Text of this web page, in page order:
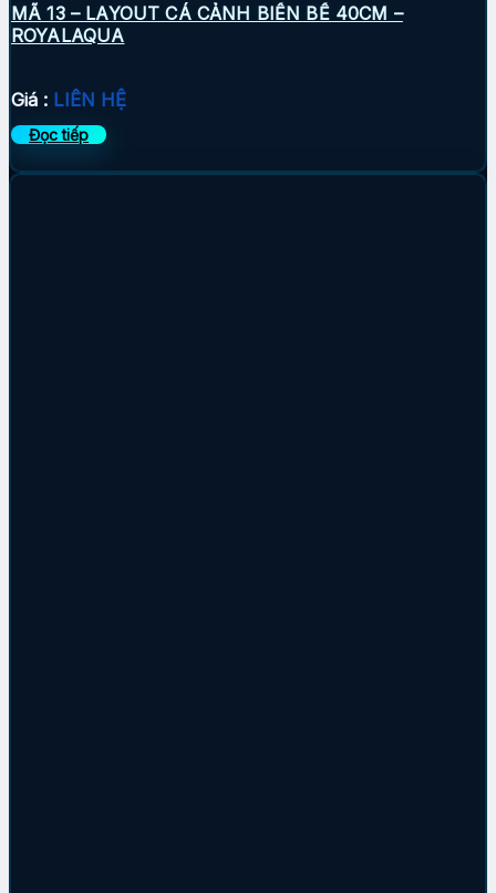
MÃ 13 – LAYOUT CÁ CẢNH BIỂN BỂ 40CM –
ROYALAQUA
Giá : LIÊN HỆ
Đọc tiếp